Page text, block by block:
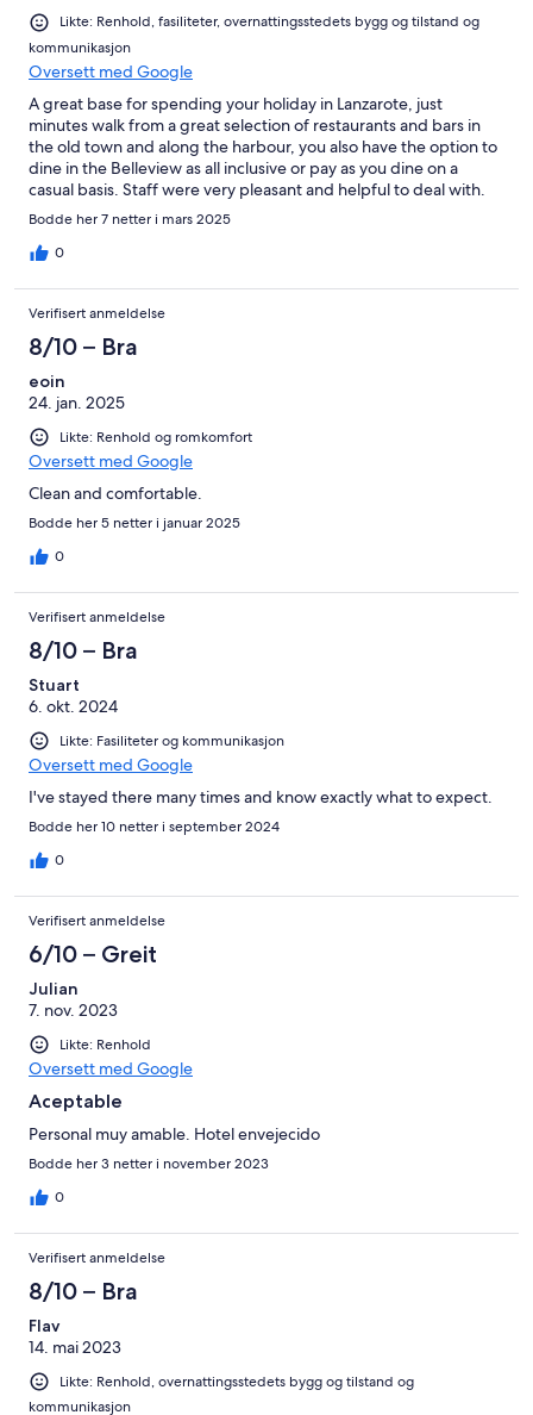
Likte: Renhold, fasiliteter, overnattingsstedets bygg og tilstand og
kommunikasjon
Oversett med Google
A great base for spending your holiday in Lanzarote, just
minutes walk from a great selection of restaurants and bars in
the old town and along the harbour, you also have the option to
dine in the Belleview as all inclusive or pay as you dine on a
casual basis. Staff were very pleasant and helpful to deal with.
Bodde her 7 netter i mars 2025
0
Verifisert anmeldelse
8/10 – Bra
eoin
24. jan. 2025
Likte: Renhold og romkomfort
Oversett med Google
Clean and comfortable.
Bodde her 5 netter i januar 2025
0
Verifisert anmeldelse
8/10 – Bra
Stuart
6. okt. 2024
Likte: Fasiliteter og kommunikasjon
Oversett med Google
I've stayed there many times and know exactly what to expect.
Bodde her 10 netter i september 2024
0
Verifisert anmeldelse
6/10 – Greit
Julian
7. nov. 2023
Likte: Renhold
Oversett med Google
Aceptable
Personal muy amable. Hotel envejecido
Bodde her 3 netter i november 2023
0
Verifisert anmeldelse
8/10 – Bra
Flav
14. mai 2023
Likte: Renhold, overnattingsstedets bygg og tilstand og
kommunikasjon